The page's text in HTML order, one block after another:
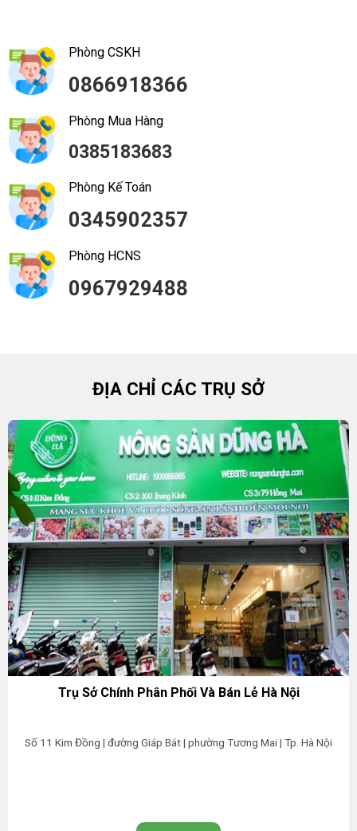
Phòng CSKH
0866918366
Phòng Mua Hàng
0385183683
Phòng Kế Toán
0345902357
Phòng HCNS
0967929488
ĐỊA CHỈ CÁC TRỤ SỞ
Trụ Sở Chính Phân Phối Và Bán Lẻ Hà Nội
Số 11 Kim Đồng | đường Giáp Bát | phường Tương Mai | Tp. Hà Nội